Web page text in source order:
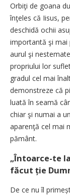
Orbiţi de goana
înţeles că Iisus,
deschidă ochii
importantă şi
aurul şi
propriului lor
gradul cel mai
demonstreze că
luată în seamă
chiar şi numai a
aparenţă cel mai
pământ.
„Întoarce-te
făcut ție
De ce nu îl